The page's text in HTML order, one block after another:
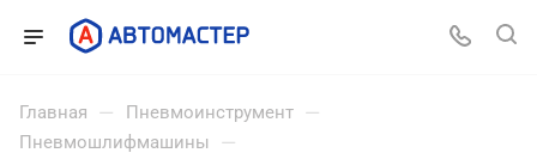
Главная — Пневмоинструмент —
Пневмошлифмашины —